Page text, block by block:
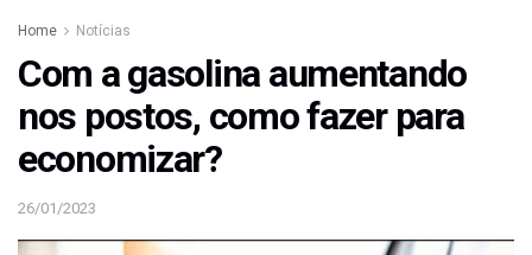
Home Notícias
Com a gasolina aumentando
nos postos, como fazer para
economizar?
26/01/2023